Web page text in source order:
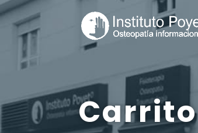
Carrito